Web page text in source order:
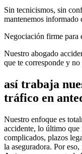
Sin tecnicismos, sin
mantenemos informado
Negociación firme para
Nuestro abogado
que te corresponde y
así trabaja
tráfico en
Nuestro enfoque es
accidente, lo último que
complicados, plazos
la aseguradora. Por eso,